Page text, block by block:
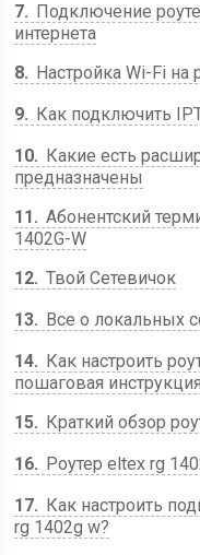
7
Подключение
интернета
8
Настройка Wi-Fi на
9
Как подключить
10
Какие есть
предназначены
11
Абонентский
1402G-W
12 Твой Сетевичок
13
Все о локальных
14
Как настроить
пошаговая инструкция
15
Краткий обзор
16
Роутер eltex rg
17
Как настроить
rg 1402g w?